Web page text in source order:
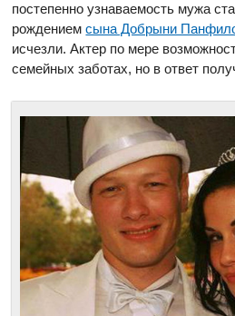
постепенно узнаваемость мужа
рождениемсына Добрыни
исчезли. Актер по мере
семейных заботах, но в ответ